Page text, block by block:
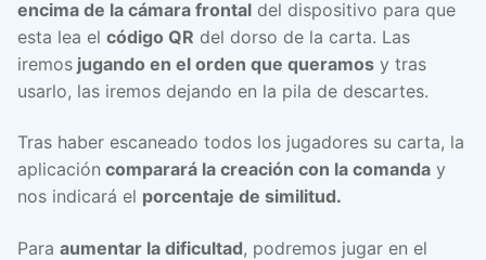
encima de la cámara frontal del dispositivo para que
esta lea el código QR del dorso de la carta. Las
iremos jugando en el orden que queramos y tras
usarlo, las iremos dejando en la pila de descartes.
Tras haber escaneado todos los jugadores su carta, la
aplicación comparará la creación con la comanda y
nos indicará el porcentaje de similitud.
Para aumentar la dificultad, podremos jugar en el